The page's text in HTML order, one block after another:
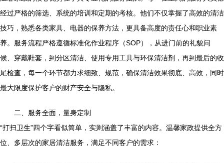
经过严格的筛选、系统的培训和定期的考核。他们不仅掌握了高效的清洁
技巧，熟悉各类家具、电器的保养方法，更具备高度的责任心和职业素
养。服务流程严格遵循标准化作业程序（SOP），从进门前的礼貌问
候、穿戴鞋套，到分区清洁、使用专用工具与环保清洁剂，再到最后的收
尾检查，每一个环节都力求细致、规范，确保清洁效果彻底、高效，同时
最大限度保护客户的财产安全与隐私。
二、服务全面，量身定制
“打扫卫生”四个字看似简单，实则涵盖了丰富的内容。温馨家政提供全方
位、多层次的家居清洁服务，满足不同客户的需求：